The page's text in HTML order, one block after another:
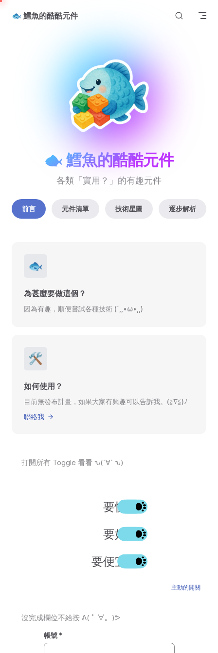
Skip to content
🐟 鱈魚的酷酷元件
🐟 鱈魚的酷酷元件
各類「實用？」的有趣元件
前言 元件清單 技術星圖 逐步解析
🐟
為甚麼要做這個？
因為有趣，順便嘗試各種技術 (´,,•ω•,,)
🛠
如何使用？
目前無發布計畫，如果大家有興趣可以告訴我。(≧∇≦)ﾉ
聯絡我
打開所有 Toggle 看看 ԅ(´∀` ԅ)
要快
要好
要便宜
主動的開關
沒完成欄位不給按 ᕕ( ﾟ ∀。)ᕗ
帳號 *